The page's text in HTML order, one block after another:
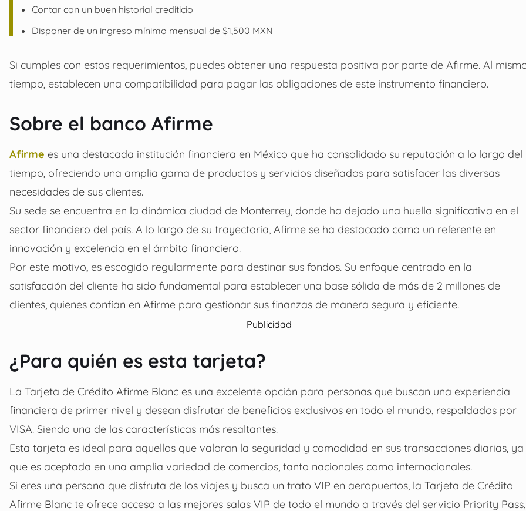
Contar con un buen historial crediticio
Disponer de un ingreso mínimo mensual de $1,500 MXN
Si cumples con estos requerimientos, puedes obtener una respuesta positiva por parte de Afirme. Al
tiempo, establecen una compatibilidad para pagar las obligaciones de este instrumento financiero.
Sobre el banco Afirme
Afirme es una destacada institución financiera en México que ha consolidado su reputación a lo largo del
tiempo, ofreciendo una amplia gama de productos y servicios diseñados para satisfacer las diversas
necesidades de sus clientes.
Su sede se encuentra en la dinámica ciudad de Monterrey, donde ha dejado una huella significativa en el
sector financiero del país. A lo largo de su trayectoria, Afirme se ha destacado como un referente en
innovación y excelencia en el ámbito financiero.
Por este motivo, es escogido regularmente para destinar sus fondos. Su enfoque centrado en la
satisfacción del cliente ha sido fundamental para establecer una base sólida de más de 2 millones de
clientes, quienes confían en Afirme para gestionar sus finanzas de manera segura y eficiente.
Publicidad
¿Para quién es esta tarjeta?
La Tarjeta de Crédito Afirme Blanc es una excelente opción para personas que buscan una experiencia
financiera de primer nivel y desean disfrutar de beneficios exclusivos en todo el mundo, respaldados por
VISA. Siendo una de las características más resaltantes.
Esta tarjeta es ideal para aquellos que valoran la seguridad y comodidad en sus transacciones diarias, ya
que es aceptada en una amplia variedad de comercios, tanto nacionales como internacionales.
Si eres una persona que disfruta de los viajes y busca un trato VIP en aeropuertos, la Tarjeta de Crédito
Afirme Blanc te ofrece acceso a las mejores salas VIP de todo el mundo a través del servicio Priority Pass,